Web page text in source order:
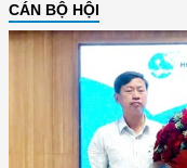
CÁN BỘ HỘI